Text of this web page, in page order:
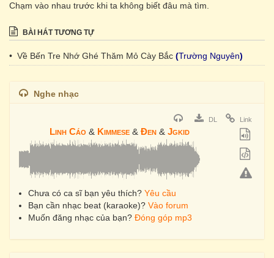
Chạm vào nhau trước khi ta không biết đâu mà tìm.
BÀI HÁT TƯƠNG TỰ
• Về Bến Tre Nhớ Ghé Thăm Mỏ Cày Bắc (Trường Nguyên)
Nghe nhạc
DL Link
Linh Cáo & Kimmese & Đen & Jgkid
Chưa có ca sĩ bạn yêu thích? Yêu cầu
Bạn cần nhạc beat (karaoke)? Vào forum
Muốn đăng nhạc của bạn? Đóng góp mp3